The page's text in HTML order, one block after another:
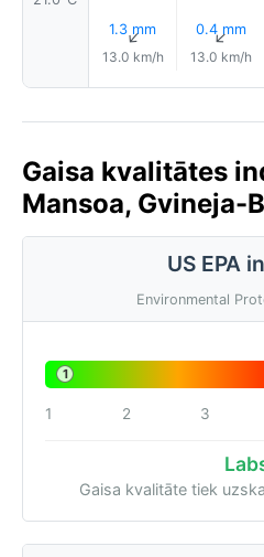
1.3 mm
↑
13.0 km/h
0.4 mm
↑
13.0 km/h
Gaisa kvalitātes
Mansoa,
US EPA
Environmental
1
1 2 3
Gaisa kvalitāte tiek